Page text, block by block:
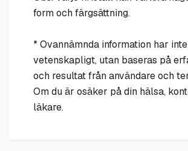
form och färgsättning.
* Ovannämnda information har
vetenskapligt, utan baseras på
och resultat från användare och
Om du är osäker på din hälsa,
läkare.